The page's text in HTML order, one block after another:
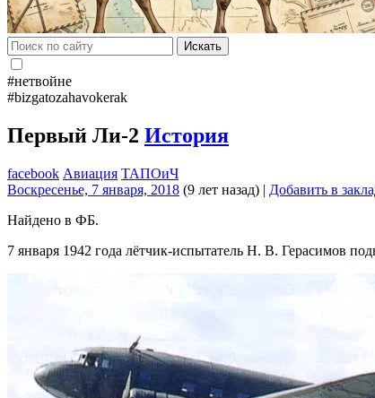
Искать
#нетвойне
#bizgatozahavokerak
Первый Ли-2 История
facebook Авиация ТАПОиЧ
Воскресенье, 7 января, 2018 (9 лет назад) | Добавить в
Найдено в ФБ.
7 января 1942 года лётчик-испытатель Н. В. Герасимов